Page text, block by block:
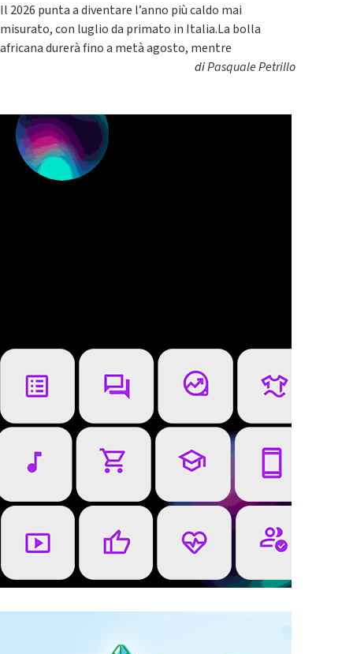
Il 2026 punta a diventare l’anno più caldo mai
misurato, con luglio da primato in Italia.La bolla
africana durerà fino a metà agosto, mentre
diPasquale Petrillo